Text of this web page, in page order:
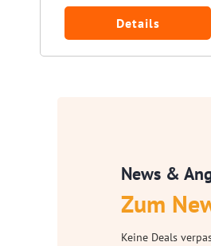
Details
News &
Zum
Keine Deals